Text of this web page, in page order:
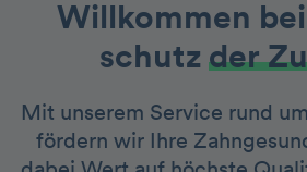
Willkommen
schutz der
Mit unserem Service rund
fördern wir Ihre